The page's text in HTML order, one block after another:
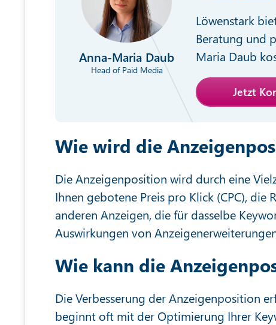
Anna-Maria Daub
Head of Paid Media
Löwenstark
Beratung und
Maria Daub
Jetzt
Wie wird die
Die Anzeigenposition wird durch eine
Ihnen gebotene Preis pro Klick (CPC),
anderen Anzeigen, die für dasselbe
Auswirkungen von
Wie kann die
Die Verbesserung der Anzeigenposition
beginnt oft mit der Optimierung Ihrer